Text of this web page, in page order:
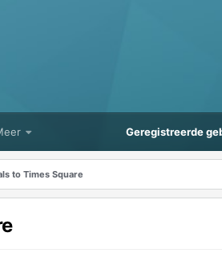
Geregistreerde
to Times Square